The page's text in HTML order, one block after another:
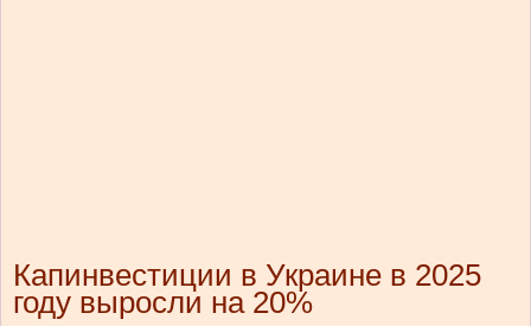
Капинвестиции в Украине в 2025
году выросли на 20%